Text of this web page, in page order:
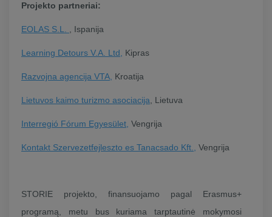
Projekto partneriai:
EOLAS S.L. , Ispanija
Learning Detours V.A. Ltd, Kipras
Razvojna agencija VTA, Kroatija
Lietuvos kaimo turizmo asociacija , Lietuva
Interregió Fórum Egyesület, Vengrija
Kontakt Szervezetfejleszto es Tanacsado Kft., Vengrija
STORIE projekto, finansuojamo pagal Erasmus+
programą, metu bus kuriama tarptautinė mokymosi